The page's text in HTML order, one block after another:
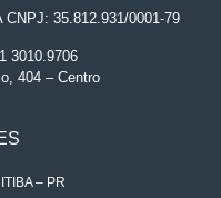
CNPJ: 35.812.931/0001-79
3010.9706
404 – Centro
– PR